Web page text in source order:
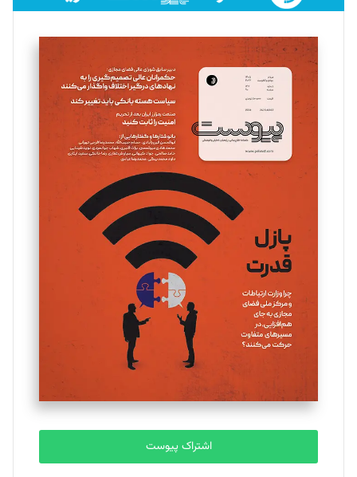
فائزه فتحی رستمی
تحریریه
سروش کرمیان
تحریریه
مینا پاکدل
یسنا امان‌پور
تحریریه
ملینا جعفری
تحریریه
مصطفی مسجدی آرانی
تحریریه
بابک نقاش
اشتراک پیوست